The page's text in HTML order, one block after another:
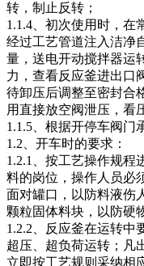
转，制止反转；
1.1.4、初次使用时，在
经过工艺管道注入洁净
量，送电开动搅拌器运
力，查看反应釜进出口
待卸压后调整至密封合
用直接放空阀泄压，看
1.1.5、根据开停车阀门
1.2、开车时的要求：
1.2.1、按工艺操作规程
料的岗位，操作人员必
面对罐口，以防料液伤
颗粒固体料块，以防硬
1.2.2、反应釜在运转中
超压、超负荷运转；凡
立即按工艺规则采纳相